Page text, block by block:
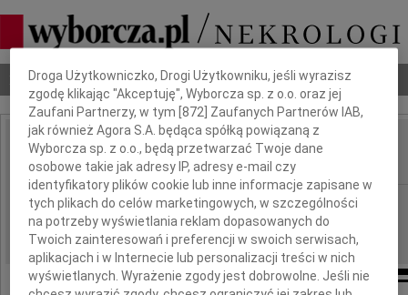
Nekrologi Odeszli Poradnik pogrzebowy
IMIĘ I NAZWISKO: Jan Gawęcki
REGION: Poznań
DATA EMISJI: 11.05.2026
Dbamy o Twoją prywatność
Droga Użytkowniczko, Drogi Użytkowniku, jeśli wyrazisz
zgodę klikając "Akceptuję", Wyborcza sp. z o.o. oraz jej
Zaufani Partnerzy, w tym [872 ] Zaufanych Partnerów IAB,
jak również Agora S.A. będąca spółką powiązaną z
Wyborcza sp. z o.o., będą przetwarzać Twoje dane
osobowe takie jak adresy IP, adresy e-mail czy
identyfikatory plików cookie lub inne informacje zapisane w
tych plikach do celów marketingowych, w szczególności
na potrzeby wyświetlania reklam dopasowanych do
Twoich zainteresowań i preferencji w swoich serwisach,
aplikacjach i w Internecie lub personalizacji treści w nich
wyświetlanych. Wyrażenie zgody jest dobrowolne. Jeśli nie